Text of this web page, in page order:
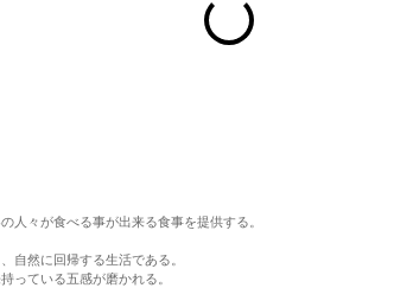
Previous
人々が食べる事が出来る食事を提供する。
自然に回帰する生活である。
っている五感が磨かれる。